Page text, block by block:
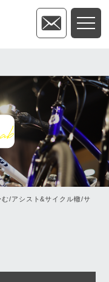
/アシスト&サイクル轍/サ